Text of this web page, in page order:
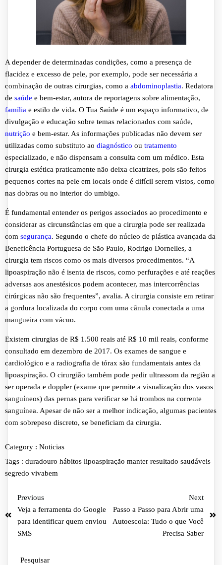
A depender de determinadas condições, como a presença de
flacidez e excesso de pele, por exemplo, pode ser necessária a
combinação de outras cirurgias, como a abdominoplastia. Redatora
de saúde e bem-estar, autora de reportagens sobre alimentação,
família e estilo de vida. O Tua Saúde é um espaço informativo, de
divulgação e educação sobre temas relacionados com saúde,
nutrição e bem-estar. As informações publicadas não devem ser
utilizadas como substituto ao diagnóstico ou tratamento
especializado, e não dispensam a consulta com um médico. Esta
cirurgia estética praticamente não deixa cicatrizes, pois são feitos
pequenos cortes na pele em locais onde é difícil serem vistos, como
nas dobras ou no interior do umbigo.
É fundamental entender os perigos associados ao procedimento e
considerar as circunstâncias em que a cirurgia pode ser realizada
com segurança. Segundo o chefe do núcleo de plástica avançada da
Beneficência Portuguesa de São Paulo, Rodrigo Dornelles, a
cirurgia tem riscos como os mais diversos procedimentos. “A
lipoaspiração não é isenta de riscos, como perfurações e até reações
adversas aos anestésicos podem acontecer, mas intercorrências
cirúrgicas não são frequentes”, avalia. A cirurgia consiste em retirar
a gordura localizada do corpo com uma cânula conectada a uma
mangueira com vácuo.
Existem cirurgias de R$ 1.500 reais até R$ 10 mil reais, conforme
consultado em dezembro de 2017. Os exames de sangue e
cardiológico e a radiografia de tórax são fundamentais antes da
lipoaspiração. O cirurgião também pode pedir ultrassom da região a
ser operada e doppler (exame que permite a visualização dos vasos
sanguíneos) das pernas para verificar se há trombos na corrente
sanguínea. Apesar de não ser a melhor indicação, algumas pacientes
com sobrepeso discreto, se beneficiam da cirurgia.
Category : Noticias
Tags : duradouro hábitos lipoaspiração manter resultado saudáveis
segredo vivabem
Previous
Veja a ferramenta do Google
para identificar quem enviou
SMS
Next
Passo a Passo para Abrir uma
Autoescola: Tudo o que Você
Precisa Saber
Pesquisar